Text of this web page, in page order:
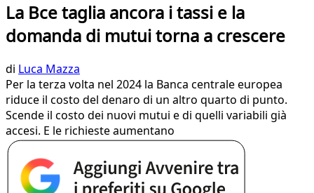
La Bce taglia ancora i tassi e la
domanda di mutui torna a crescere
di Luca Mazza
Per la terza volta nel 2024 la Banca centrale europea
riduce il costo del denaro di un altro quarto di punto.
Scende il costo dei nuovi mutui e di quelli variabili già
accesi. E le richieste aumentano